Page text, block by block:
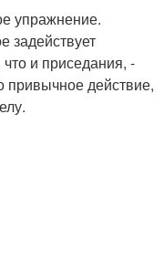
упражнение.
задействует
и приседания, -
привычное действие,